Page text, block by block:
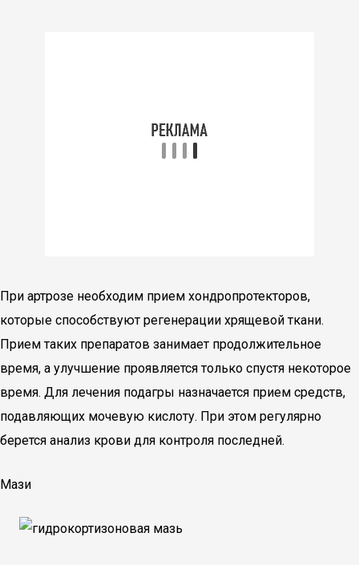
При артрозе необходим прием хондропротекторов,
которые способствуют регенерации хрящевой ткани.
Прием таких препаратов занимает продолжительное
время, а улучшение проявляется только спустя некоторое
время. Для лечения подагры назначается прием средств,
подавляющих мочевую кислоту. При этом регулярно
берется анализ крови для контроля последней.
Мази